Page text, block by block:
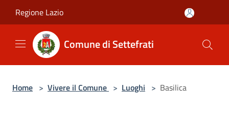
Regione Lazio
Comune di Settefrati
Home > Vivere il Comune > Luoghi > Basilica